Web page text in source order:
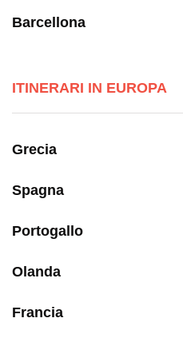
Barcellona
ITINERARI IN EUROPA
Grecia
Spagna
Portogallo
Olanda
Francia